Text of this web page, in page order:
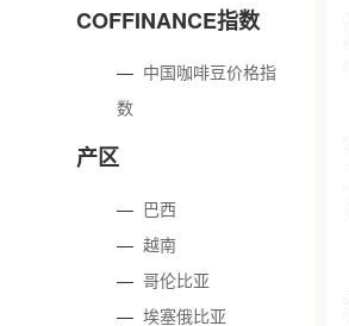
COFFINANCE指数
— 中国咖啡豆价格指
数
产区
— 巴西
—越南
—哥伦比亚
—埃塞俄比亚